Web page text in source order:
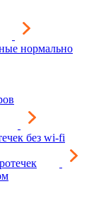
нормально
без wi-fi